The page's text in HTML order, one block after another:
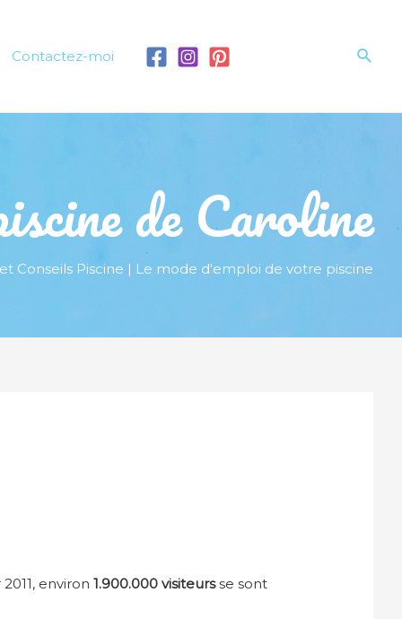
Contactez-moi
de Caroline
Conseils Piscine | Le mode d'emploi de votre piscine
environ1.900.000 visiteursse sont